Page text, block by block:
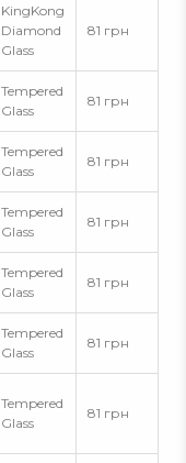
KingKong
Diamond
Glass
81 грн
Tempered
Glass
81 грн
Tempered
Glass
81 грн
Tempered
Glass
81 грн
Tempered
Glass
81 грн
Tempered
Glass
81 грн
Tempered
Glass
81 грн